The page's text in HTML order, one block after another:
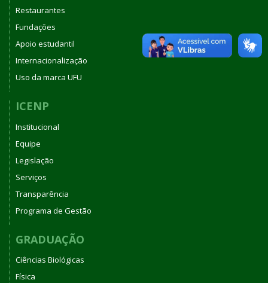
Restaurantes
Fundações
Apoio estudantil
Internacionalização
Uso da marca UFU
ICENP
Institucional
Equipe
Legislação
Serviços
Transparência
Programa de Gestão
GRADUAÇÃO
Ciências Biológicas
Física